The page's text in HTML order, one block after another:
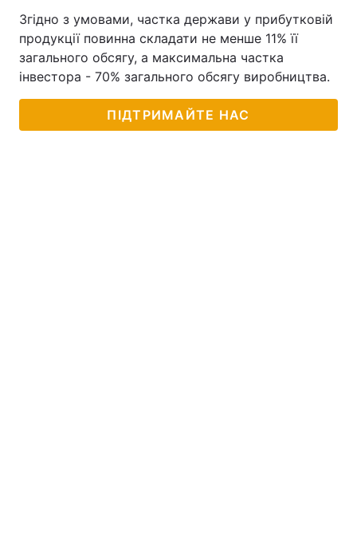
Згідно з умовами, частка держави у прибутковій
продукції повинна складати не менше 11% її
загального обсягу, а максимальна частка
інвестора - 70% загального обсягу виробництва.
ПІДТРИМАЙТЕ НАС